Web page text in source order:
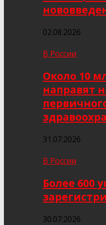
02.08.2026
В России
Около 10
направят
31.07.2026
В России
Более 600
30.07.2026